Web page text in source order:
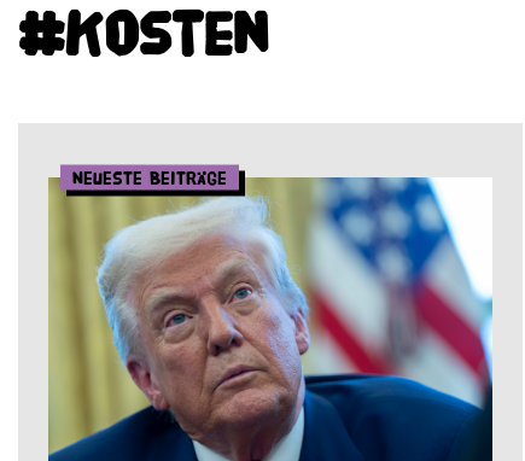
#Kosten
Neueste Beiträge